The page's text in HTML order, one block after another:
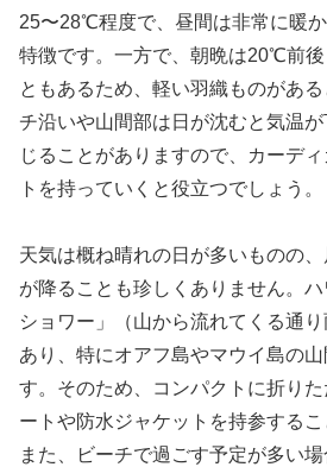
25〜28℃程度で、昼間は非常に暖
特徴です。一方で、朝晩は20℃前後
ともあるため、軽い羽織ものがあ
チ沿いや山間部は日が沈むと気温
じることがありますので、カーデ
トを持っていくと役立つでしょう。
天気は概ね晴れの日が多いものの
が降ることも珍しくありません。
ショワー」（山から流れてくる通
あり、特にオアフ島やマウイ島の
す。そのため、コンパクトに折り
ートや防水ジャケットを持参するこ
また、ビーチで過ごす予定が多い